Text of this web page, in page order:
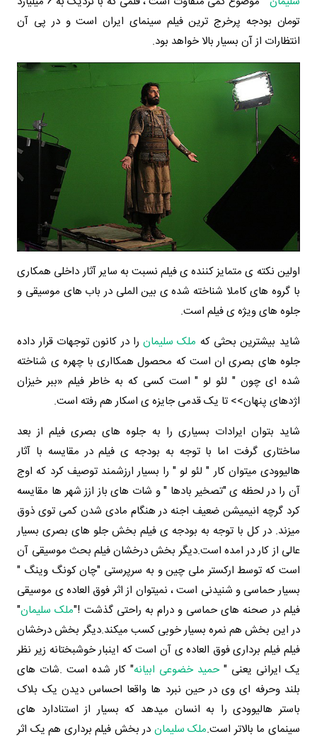
تومان بودجه پرخرج ترین فیلم سینمای ایران است و در پی آن
انتظارات از آن بسیار بالا خواهد بود.
اولین نکته ی متمایز کننده ی فیلم نسبت به سایر آثار داخلی همکاری
با گروه های کاملا شناخته شده ی بین الملی در باب های موسیقی و
جلوه های ویژه ی فیلم است.
شاید بیشترین بحثی که ملک سلیمانرا در کانون توجهات قرار داده
جلوه های بصری ان است که محصول همکااری با چهره ی شناخته
شده ای چون " لئو لو " است کسی که به خاطر فیلم «ببر خیزان
اژدهای پنهان>> تا یک قدمی جایزه ی اسکار هم رفته است.
شاید بتوان ایرادات بسیاری را به جلوه های بصری فیلم از بعد
ساختاری گرفت اما با توجه به بودجه ی فیلم در مقایسه با آثار
هالیوودی میتوان کار " لئو لو " را بسیار ارزشمند توصیف کرد که اوج
آن را در لحظه ی "تصخیر بادها " و شات های باز ازز شهر ها مقایسه
کرد گرچه انیمیشن ضعیف اجنه در هنگام مادی شدن کمی توی ذوق
میزند. در کل با توجه به بودجه ی فیلم بخش جلو های بصری بسیار
عالی از کار در امده است.دیگر بخش درخشان فیلم بحث موسیقی آن
است که توسط ارکستر ملی چین و به سرپرستی "چان کونگ وینگ "
بسیار حماسی و شنیدنی است ، نمیتوان از اثر فوق العاده ی موسیقی
فیلم در صحنه های حماسی و درام به راحتی گذشت !"ملک سلیمان"
در این بخش هم نمره بسیار خوبی کسب میکند.دیگر بخش درخشان
فیلم فیلم برداری فوق العاده ی آن است که اینبار خوشبختانه زیر نظر
یک ایرانی یعنی "حمید خضوعی ابیانه" کار شده است .شات های
بلند وحرفه ای وی در حین نبرد ها واقعا احساس دیدن یک بلاک
باستر هالیوودی را به انسان میدهد که بسیار از استنادارد های
سینمای ما بالاتر است.ملک سلیمان در بخش فیلم برداری هم یک اثر